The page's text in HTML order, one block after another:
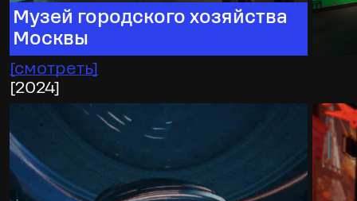
Музей городского хозяйства
Москвы
смотреть]
2024]